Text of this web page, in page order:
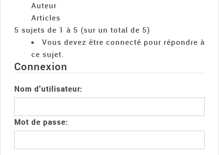
Auteur
Articles
5 sujets de 1 à 5 (sur un total de 5)
Vous devez être connecté pour répondre à
ce sujet.
Connexion
Nom d'utilisateur:
Mot de passe: